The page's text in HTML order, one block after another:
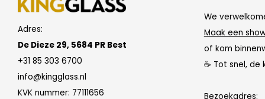
Adres:
De Dieze 29, 5684 PR Best
+31 85 303 6700
info@kingglass.nl
KVK nummer: 77111656
We
Maak een
of kom
☕ Tot snel,
Bezoekadres: